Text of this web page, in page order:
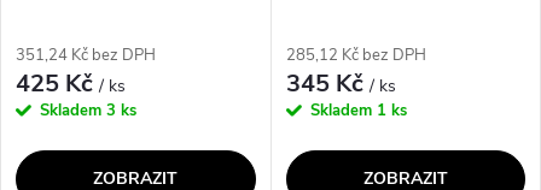
o
d
u
o
d
351,24 Kč bez DPH
425 Kč/ ks
Skladem 3 ks
ZOBRAZIT
285,12 Kč bez DPH
345 Kč/ ks
Skladem 1 ks
ZOBRAZIT